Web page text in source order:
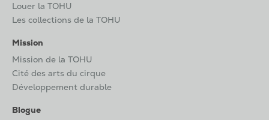
Louer la TOHU
Les collections de la TOHU
Mission
Mission de la TOHU
Cité des arts du cirque
Développement durable
Blogue